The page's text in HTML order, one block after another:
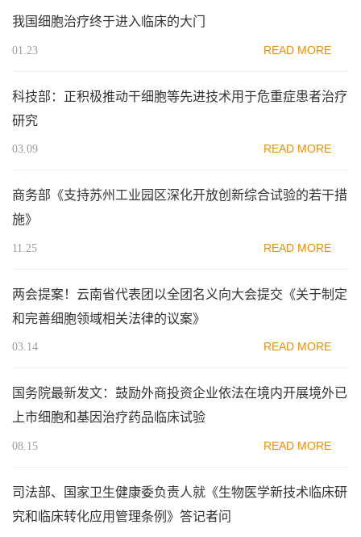
我国细胞治疗终于进入临床的大门
01.23 READ MORE
科技部：正积极推动干细胞等先进技术用于危重症患者治疗
研究
03.09 READ MORE
商务部《支持苏州工业园区深化开放创新综合试验的若干措
施》
11.25 READ MORE
两会提案！云南省代表团以全团名义向大会提交《关于制定
和完善细胞领域相关法律的议案》
03.14 READ MORE
国务院最新发文：鼓励外商投资企业依法在境内开展境外已
上市细胞和基因治疗药品临床试验
08.15 READ MORE
司法部、国家卫生健康委负责人就《生物医学新技术临床研
究和临床转化应用管理条例》答记者问